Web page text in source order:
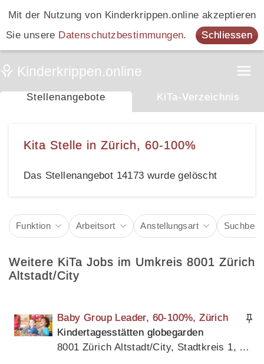
Mit der Nutzung von Kinderkrippen.online akzeptieren
Sie unsere Datenschutzbestimmungen. Schliessen
Stellenangebote KiTa-Verzeichnis
Kita Stelle in Zürich, 60-100%
Das Stellenangebot 14173 wurde gelöscht
Funktion Arbeitsort Anstellungsart
Weitere KiTa Jobs im Umkreis 8001 Zürich
Altstadt/City
Baby Group Leader, 60-100%, Zürich
Kindertagesstätten globegarden
8001 Zürich Altstadt/City, Stadtkreis 1, Kanton Zürich